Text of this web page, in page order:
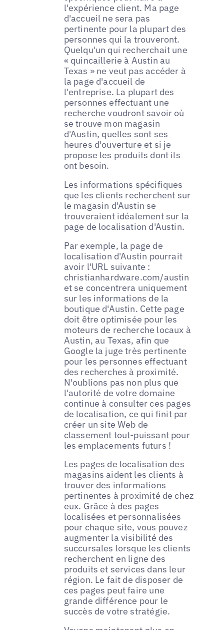
l'expérience client. Ma page
d'accueil ne sera pas
pertinente pour la plupart des
personnes qui la trouveront.
Quelqu'un qui recherchait une
« quincaillerie à Austin au
Texas » ne veut pas accéder à
la page d'accueil de
l'entreprise. La plupart des
personnes effectuant une
recherche voudront savoir où
se trouve mon magasin
d'Austin, quelles sont ses
heures d'ouverture et si je
propose les produits dont ils
ont besoin.
Les informations spécifiques
que les clients recherchent sur
le magasin d'Austin se
trouveraient idéalement sur la
page de localisation d'Austin.
Par exemple, la page de
localisation d'Austin pourrait
avoir l'URL suivante :
christianhardware.com/austin
et se concentrera uniquement
sur les informations de la
boutique d'Austin. Cette page
doit être optimisée pour les
moteurs de recherche locaux à
Austin, au Texas, afin que
Google la juge très pertinente
pour les personnes effectuant
des recherches à proximité.
N'oublions pas non plus que
l'autorité de votre domaine
continue à consulter ces pages
de localisation, ce qui finit par
créer un site Web de
classement tout-puissant pour
les emplacements futurs !
Les pages de localisation des
magasins aident les clients à
trouver des informations
pertinentes à proximité de chez
eux. Grâce à des pages
localisées et personnalisées
pour chaque site, vous pouvez
augmenter la visibilité des
succursales lorsque les clients
recherchent en ligne des
produits et services dans leur
région. Le fait de disposer de
ces pages peut faire une
grande différence pour le
succès de votre stratégie.